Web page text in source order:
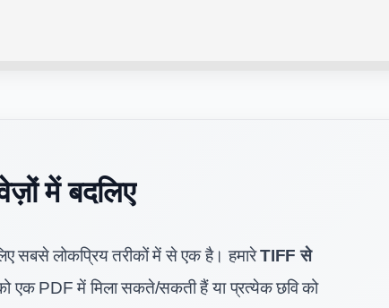
में बदलिए
सबसे लोकप्रिय तरीकों में से एक है। हमारेTIFF से
एक PDF में मिला सकते/सकती हैं या प्रत्येक छवि को